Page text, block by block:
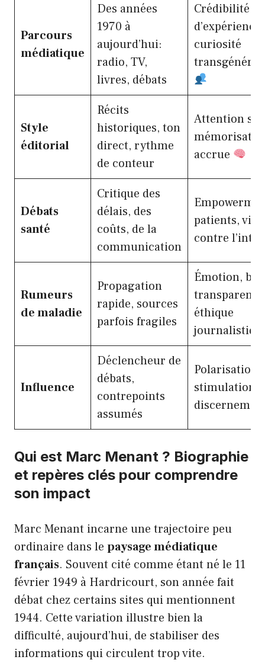
Parcours
médiatique
Des années
1970 à
aujourd’hui:
radio, TV,
livres, débats
Crédibilité
d’expérience,
curiosité
Style
éditorial
Récits
historiques, ton
direct, rythme
de conteur
Attention
accrue
Débats
santé
Critique des
délais, des
coûts, de la
communication
patients,
contre
Rumeurs
de maladie
Propagation
rapide, sources
parfois fragiles
Émotion,
éthique
Influence
Déclencheur de
débats,
contrepoints
assumés
Polarisation,
stimulation
Qui est Marc Menant ? Biographie
et repères clés pour comprendre
son impact
Marc Menant incarne une trajectoire peu
ordinaire dans le paysage médiatique
français. Souvent cité comme étant né le 11
février 1949 à Hardricourt, son année fait
débat chez certains sites qui mentionnent
1944. Cette variation illustre bien la
difficulté, aujourd’hui, de stabiliser des
informations qui circulent trop vite.